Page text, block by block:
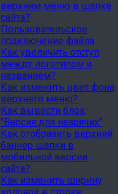
верхним меню в шапке
сайта?
Пользовательское
подключение файла
Как увеличить отступ
между логотипом и
названием?
Как изменить цвет фона
верхнего меню?
Как вывести блок
"Версия для незрячих"
Как отобразить верхний
баннер шапки в
мобильной версии
сайта?
Как изменить ширину